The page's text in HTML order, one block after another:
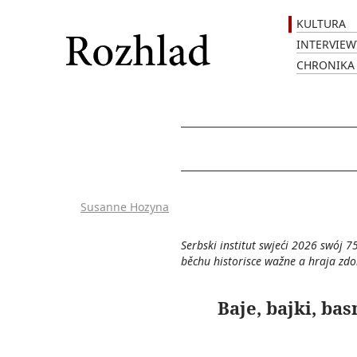
KULTURA
CHRONIKA
Susanne Hozyna
Serbski institut swjeći 2026 swój
běchu historisce wažne a hraja
Baje, bajki,